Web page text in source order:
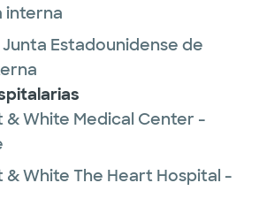
interna
Estadounidense de
& White Medical Center -
& White The Heart Hospital -